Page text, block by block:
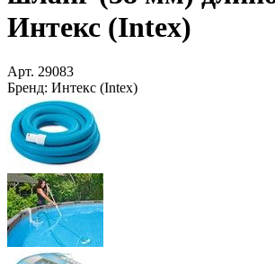
Интекс (Intex)
Арт. 29083
Бренд: Интекс (Intex)